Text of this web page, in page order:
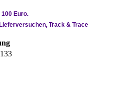
Euro.
Track & Trace